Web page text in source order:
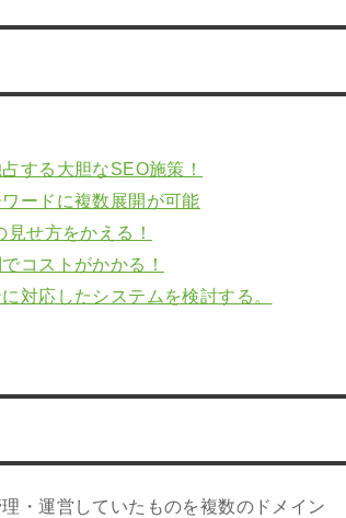
する大胆なSEO施策！
ードに複数展開が可能
せ方をかえる！
コストがかかる！
対応したシステムを検討する。
・運営していたものを複数のドメイン